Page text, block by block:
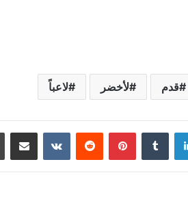
قدم لأخضر لاعباً
لينكدإن بينتيريست